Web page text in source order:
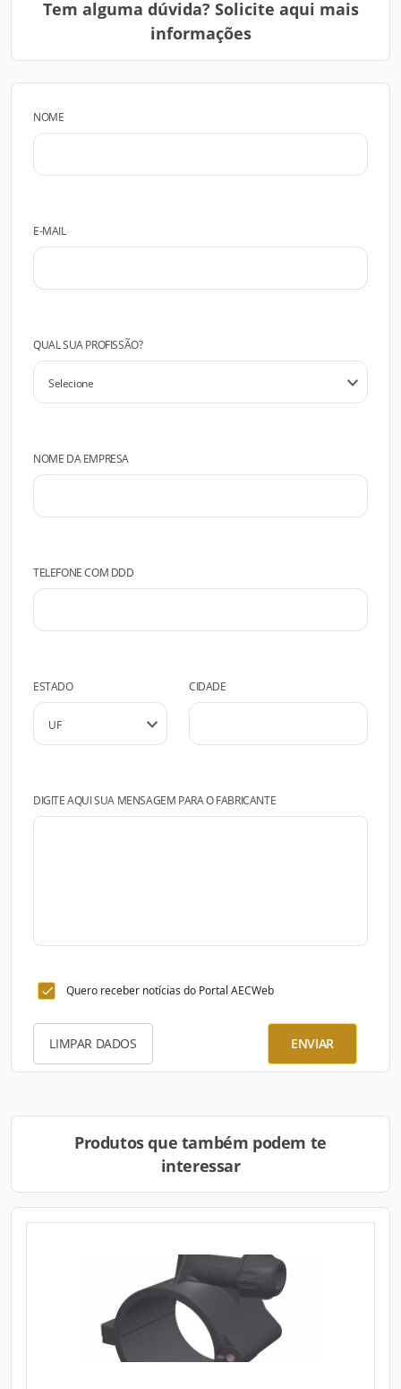
Tem alguma dúvida? Solicite aqui mais
informações
NOME
E-MAIL
QUAL SUA PROFISSÃO?
NOME DA EMPRESA
TELEFONE COM DDD
ESTADO CIDADE
DIGITE AQUI SUA MENSAGEM PARA O FABRICANTE
Quero receber notícias do Portal AECWeb
LIMPAR DADOS ENVIAR
Produtos que também podem te
interessar